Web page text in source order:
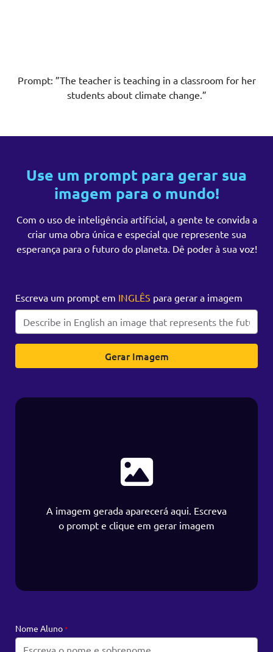
Prompt: ”The teacher is teaching in a classroom for her
students about climate change.”
Use um prompt para gerar sua
imagem para o mundo!
Com o uso de inteligência artificial, a gente te convida a
criar uma obra única e especial que represente sua
esperança para o futuro do planeta. Dê poder à sua voz!
Escreva um prompt em INGLÊS para gerar a imagem
Gerar Imagem
A imagem gerada aparecerá aqui. Escreva
o prompt e clique em gerar imagem
Nome Aluno*